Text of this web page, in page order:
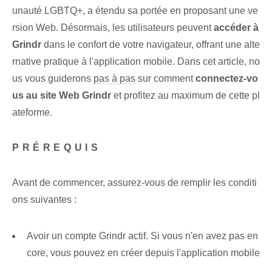
unauté LGBTQ+, a étendu sa portée en proposant une ve
rsion Web. Désormais, les utilisateurs peuventaccéder à
Grindr dans le confort de votre navigateur, offrant une alte
rnative pratique à l'application mobile. Dans cet article, no
us vous guiderons pas à pas sur commentconnectez-vo
us au site Web Grindr⁤ et profitez au maximum de cette pl
ateforme.
PRÉREQUIS
Avant de commencer, assurez-vous de remplir les conditi
ons suivantes :
Avoir un compte Grindr actif. Si vous n'en avez pas en
core, vous pouvez en créer depuis l'application mobile